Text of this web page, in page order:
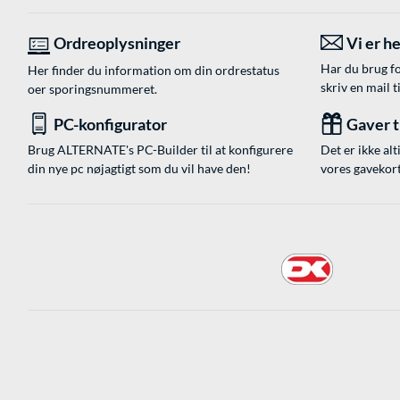
Ordreoplysninger
Her finder du information om din ordrestatus
oer sporingsnummeret.
Vi er
Har du brug
skriv en mail
PC-konfigurator
Brug ALTERNATE's PC-Builder til at konfigurere
din nye pc nøjagtigt som du vil have den!
Gaver
Det er ikke
vores